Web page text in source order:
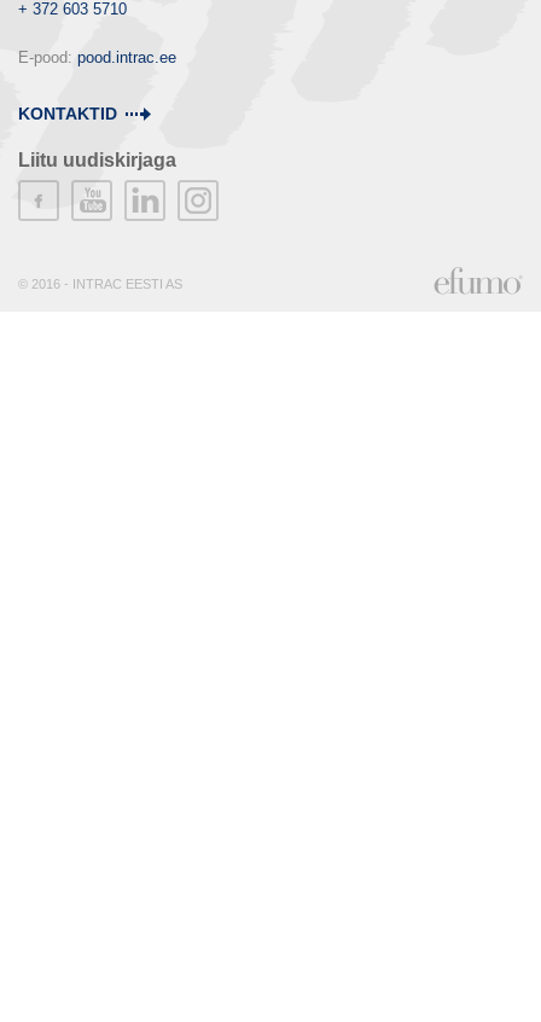
+ 372 603 5710
E-pood: pood.intrac.ee
KONTAKTID
Liitu uudiskirjaga
© 2016 - INTRAC EESTI AS